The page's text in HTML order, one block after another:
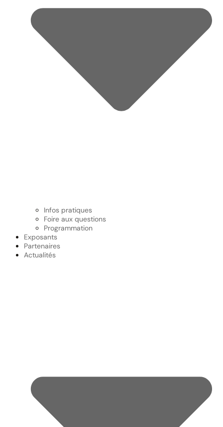
Infos pratiques
Foire aux questions
Programmation
Exposants
Partenaires
Actualités